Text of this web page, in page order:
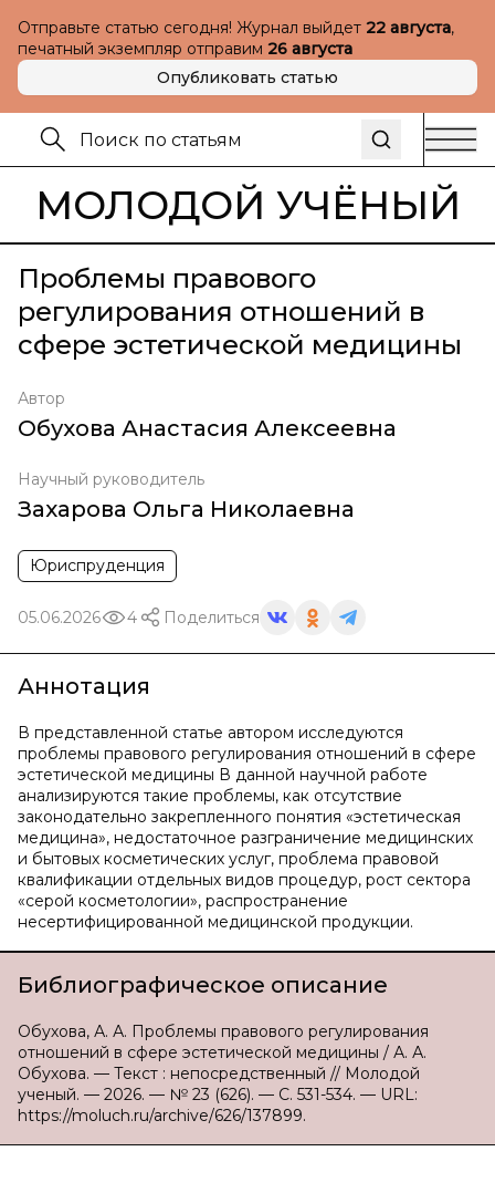
Отправьте статью сегодня! Журнал выйдет 22 августа,
печатный экземпляр отправим 26 августа
Опубликовать статью
МОЛОДОЙ УЧЁНЫЙ
Проблемы правового
регулирования отношений в
сфере эстетической медицины
Автор
Обухова Анастасия Алексеевна
Научный руководитель
Захарова Ольга Николаевна
Юриспруденция
05.06.2026 4 Поделиться
Аннотация
В представленной статье автором исследуются
проблемы правового регулирования отношений в сфере
эстетической медицины В данной научной работе
анализируются такие проблемы, как отсутствие
законодательно закрепленного понятия «эстетическая
медицина», недостаточное разграничение медицинских
и бытовых косметических услуг, проблема правовой
квалификации отдельных видов процедур, рост сектора
«серой косметологии», распространение
несертифицированной медицинской продукции.
Библиографическое описание
Обухова, А. А. Проблемы правового регулирования
отношений в сфере эстетической медицины / А. А.
Обухова. — Текст : непосредственный // Молодой
ученый. — 2026. — № 23 (626). — С. 531-534. — URL:
https://moluch.ru/archive/626/137899.